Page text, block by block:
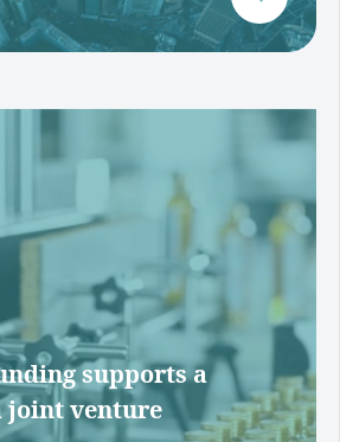
supports a
joint venture